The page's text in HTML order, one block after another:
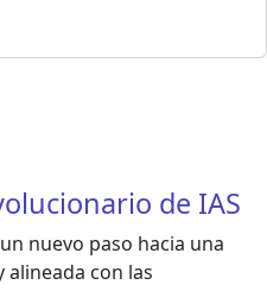
de IAS
nuevo paso hacia una
alineada con las